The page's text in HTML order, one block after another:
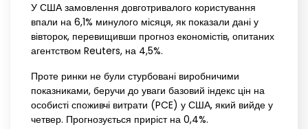
У США замовлення довготривалого користування
впали на 6,1% минулого місяця, як показали дані у
вівторок, перевищивши прогноз економістів, опитаних
агентством Reuters, на 4,5%.
Проте ринки не були стурбовані виробничими
показниками, беручи до уваги базовий індекс цін на
особисті споживчі витрати (PCE) у США, який вийде у
четвер. Прогнозується приріст на 0,4%.